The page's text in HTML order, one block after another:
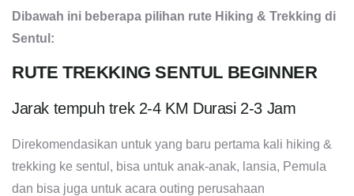
Dibawah ini beberapa pilihan rute Hiking & Trekking di
Sentul:
RUTE TREKKING SENTUL BEGINNER
Jarak tempuh trek 2-4 KM Durasi 2-3 Jam
Direkomendasikan untuk yang baru pertama kali hiking &
trekking ke sentul, bisa untuk anak-anak, lansia, Pemula
dan bisa juga untuk acara outing perusahaan